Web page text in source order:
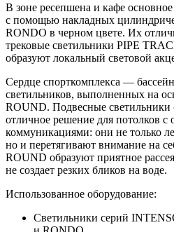
В зоне ресепшена и кафе
с помощью накладных
RONDO в черном цвете. Их
трековые светильники PIPE
образуют локальный световой
Сердце спорткомплекса —
светильников, выполненных на
ROUND. Подвесные светильники
отличное решение для потолков с
коммуникациями: они не только
но и перетягивают внимание на
ROUND образуют приятное
не создает резких бликов на воде.
Использованное оборудование:
Светильники серий